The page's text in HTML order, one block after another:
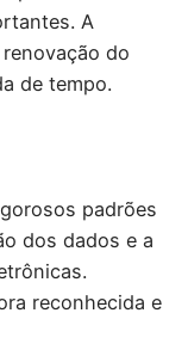
A
do
de tempo.
padrões
dos dados e a
reconhecida e